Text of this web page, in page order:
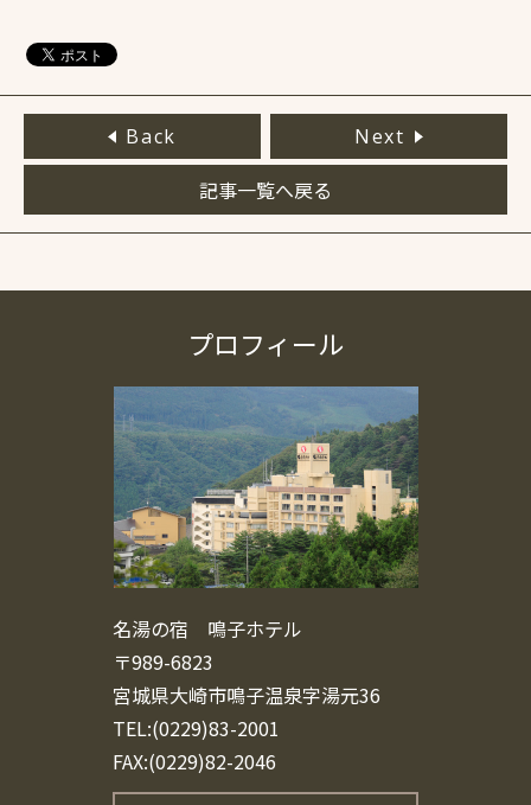
Back Next
記事一覧へ戻る
プロフィール
名湯の宿 鳴子ホテル
〒989-6823
宮城県大崎市鳴子温泉字湯元36
TEL:(0229)83-2001
FAX:(0229)82-2046